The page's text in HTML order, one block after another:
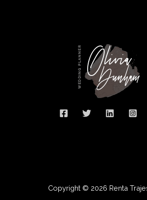
Copyright © 2026 Renta